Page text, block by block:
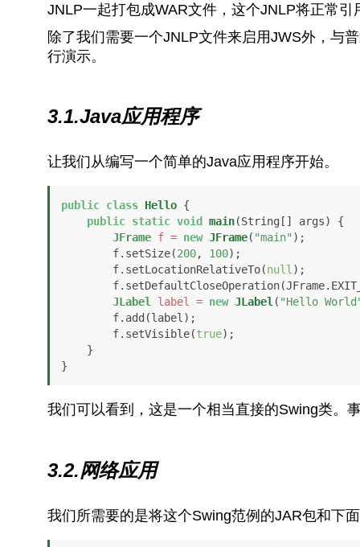
JNLP一起打包成WAR文件，这个JNLP将正常
除了我们需要一个JNLP文件来启用JWS外，与
行演示。
3.1.Java应用程序
让我们从编写一个简单的Java应用程序开始。
public class Hello {
public static void main(String[] args)
{
JFrame f = new JFrame( "main" );
        f.setSize(
200, 100);
        f.setLocationRelativeTo(
null);
JLabel label = new JLabel( "Hello
        f.setVisible(
true);
}
我们可以看到，这是一个相当直接的Swing类。
3.2.网络应用
我们所需要的是将这个Swing范例的JAR包和下